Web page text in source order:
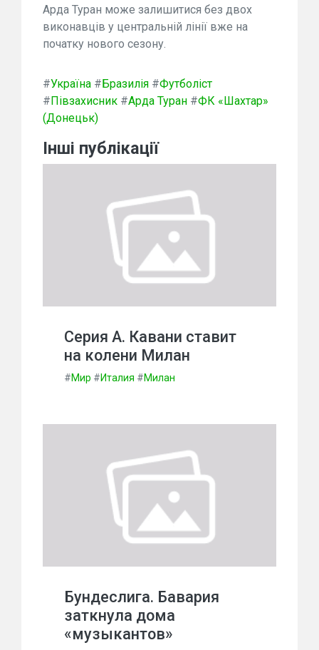
Арда Туран може залишитися без двох
виконавців у центральній лінії вже на
початку нового сезону.
#Україна #Бразилія #Футболіст
#Півзахисник #Арда Туран #ФК «Шахтар»
(Донецьк)
Інші публікації
Серия А. Кавани ставит
на колени Милан
#Мир #Италия #Милан
Бундеслига. Бавария
заткнула дома
«музыкантов»